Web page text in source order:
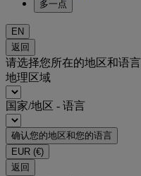
多一点
EN
返回
请选择您所在的地区和语言
地理区域
国家/地区 - 语言
确认您的地区和您的语言
EUR (€)
返回